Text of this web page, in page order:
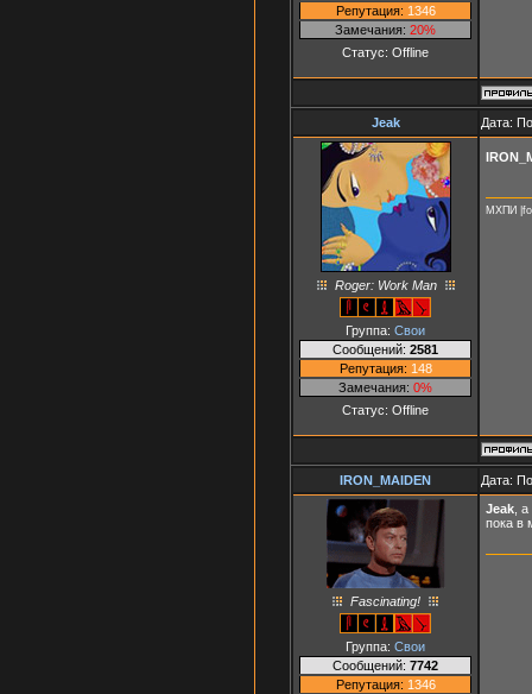
Репутация: 1346
Замечания: 20%
Статус: Offline
Jeak Дата:
Roger: Work Man
Группа: Свои
Сообщений: 2581
Репутация: 148
Замечания: 0%
Статус: Offline
МХПИ
IRON_MAIDEN Дата:
Fascinating!
Группа: Свои
Сообщений: 7742
Репутация: 1346
Jeak ,
пока в